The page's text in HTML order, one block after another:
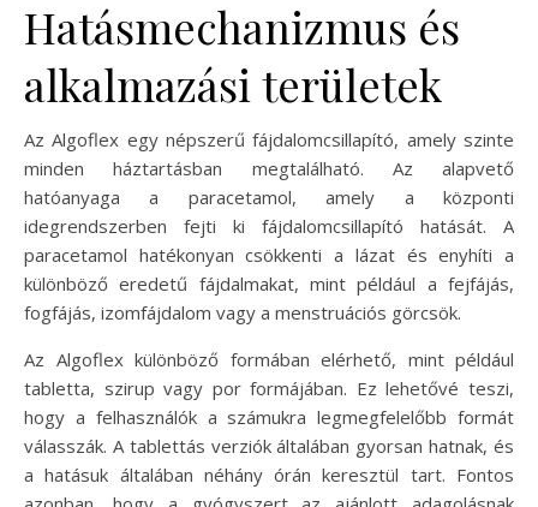
Hatásmechanizmus és
alkalmazási területek
Az Algoflex egy népszerű fájdalomcsillapító, amely szinte
minden háztartásban megtalálható. Az alapvető
hatóanyaga a paracetamol, amely a központi
idegrendszerben fejti ki fájdalomcsillapító hatását. A
paracetamol hatékonyan csökkenti a lázat és enyhíti a
különböző eredetű fájdalmakat, mint például a fejfájás,
fogfájás, izomfájdalom vagy a menstruációs görcsök.
Az Algoflex különböző formában elérhető, mint például
tabletta, szirup vagy por formájában. Ez lehetővé teszi,
hogy a felhasználók a számukra legmegfelelőbb formát
válasszák. A tablettás verziók általában gyorsan hatnak, és
a hatásuk általában néhány órán keresztül tart. Fontos